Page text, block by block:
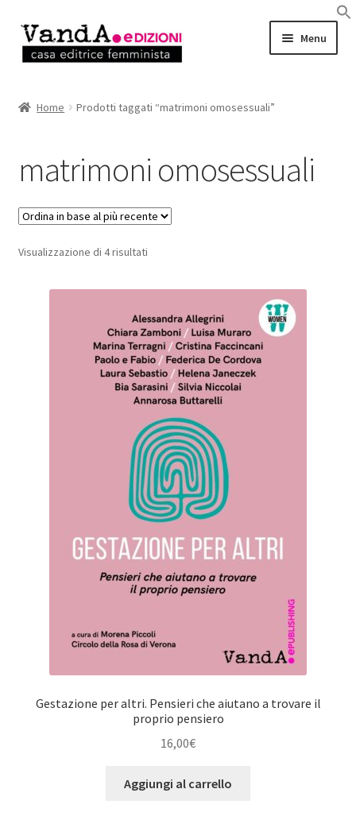
Vai
alla
Vai
al
Menu
AUTRICI e AUTORI
EVENTI
RASSEGNA STAMPA
CHI SIAMO
Home Prodotti taggati “matrimoni omosessuali”
matrimoni omosessuali
Visualizzazione di 4 risultatiOrdina
più
recente
Gestazione per altri. Pensieri che aiutano a trovare il
proprio pensiero
16,00€
Aggiungi al carrello